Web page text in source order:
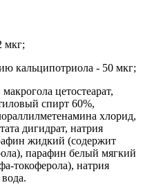
мкг;
кальципотриола - 50 мкг;
цетостеарат,
спирт 60%,
хлорид,
дигидрат, натрия
жидкий (содержит
парафин белый мягкий
токоферола), натрия